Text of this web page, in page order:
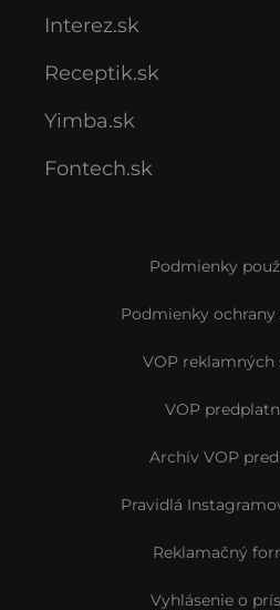
Interez.sk
Receptik.sk
Yimba.sk
Fontech.sk
Podmienky
Podmienky
VOP reklamných
VOP
Archív VOP
Pravidlá
Reklamačný
Vyhlásenie o